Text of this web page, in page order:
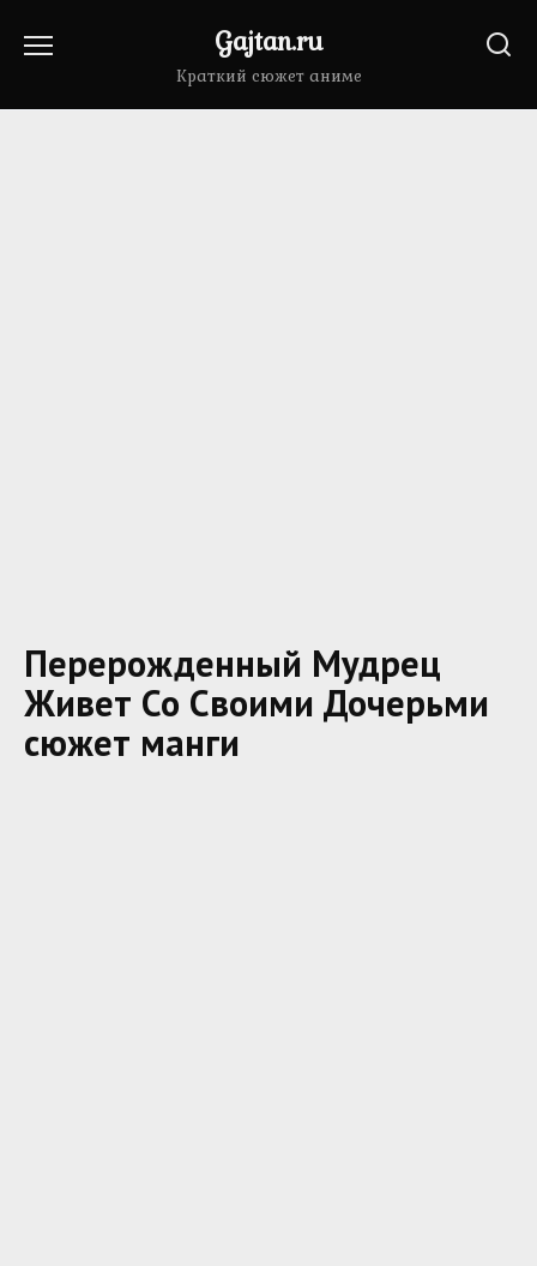
Gajtan.ru
Краткий сюжет аниме
Перерожденный Мудрец
Живет Со Своими Дочерьми
сюжет манги